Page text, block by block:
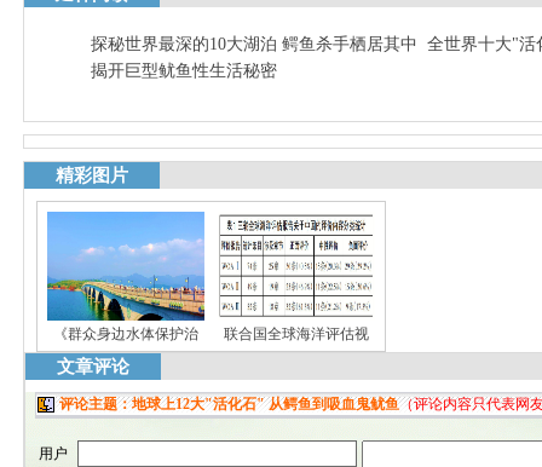
探秘世界最深的10大湖泊 鳄鱼杀手栖居其中
全世界十大"活
揭开巨型鱿鱼性生活秘密
精彩图片
《群众身边水体保护治 联合国全球海洋评估视
文章评论